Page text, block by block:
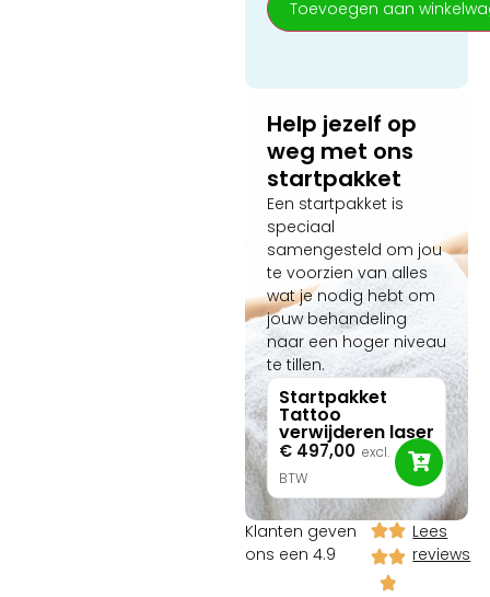
veiligheidsnormen (MDR-
nazorgproducten van
Alhydran en Burnshield.
Toevoegen aan
Help jezelf op
weg met ons
startpakket
Een startpakket is
speciaal
samengesteld om jou
te voorzien van alles
wat je nodig hebt om
jouw behandeling
naar een hoger niveau
te tillen.
Startpakket
Tattoo
verwijderen laser
€ 497,00 excl.
BTW
Klanten geven
ons een 4.9
Lees
reviews